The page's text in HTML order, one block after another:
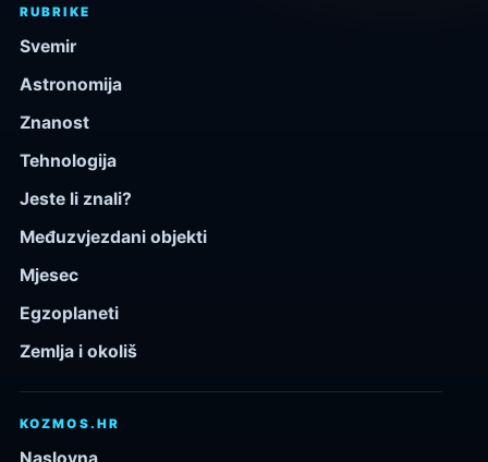
RUBRIKE
Svemir
Astronomija
Znanost
Tehnologija
Jeste li znali?
Međuzvjezdani objekti
Mjesec
Egzoplaneti
Zemlja i okoliš
KOZMOS.HR